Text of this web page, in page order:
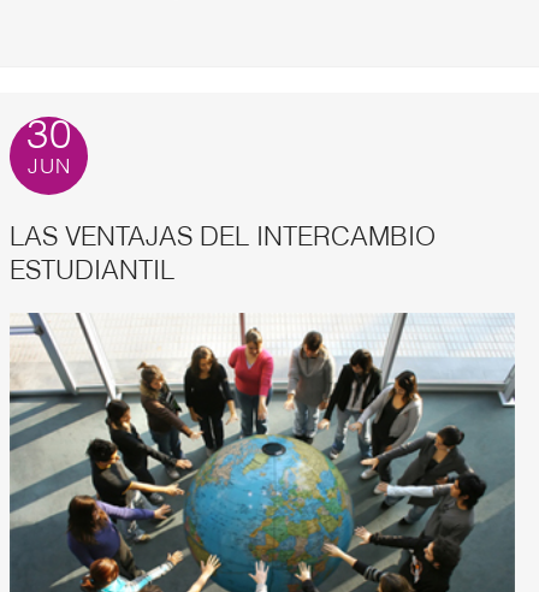
30
JUN
LAS VENTAJAS DEL INTERCAMBIO
ESTUDIANTIL